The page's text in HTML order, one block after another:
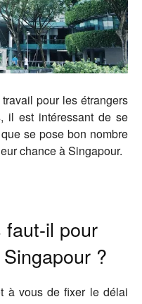
pour les étrangers
il est intéressant de se
se pose bon nombre
chance à Singapour.
faut-il pour
?
à vous de fixer le délai